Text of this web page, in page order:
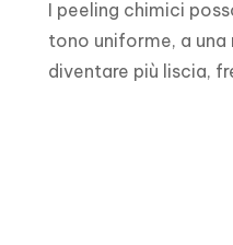
I peeling chimici
tono uniforme, a una
diventare più liscia,